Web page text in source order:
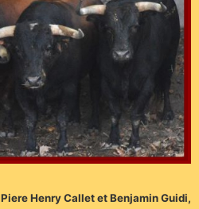
Henry Callet et Benjamin Guidi,